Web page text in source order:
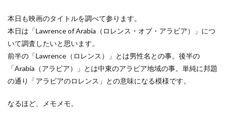
本日も映画のタイトルを調べて参ります。
本日は「Lawrence of Arabia（ロレンス・オブ・アラビア）」につ
いて調査したいと思います。
前半の「Lawrence（ロレンス）」とは男性名との事。後半の
「Arabia（アラビア）」とは中東のアラビア地域の事。単純に邦題
の通り「アラビアのロレンス」との意味になる模様です。
なるほど、メモメモ。